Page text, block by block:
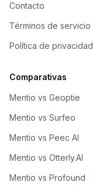
Contacto
Términos de servicio
Política de privacidad
Comparativas
Mentio vs Geoptie
Mentio vs Surfeo
Mentio vs Peec AI
Mentio vs Otterly.AI
Mentio vs Profound